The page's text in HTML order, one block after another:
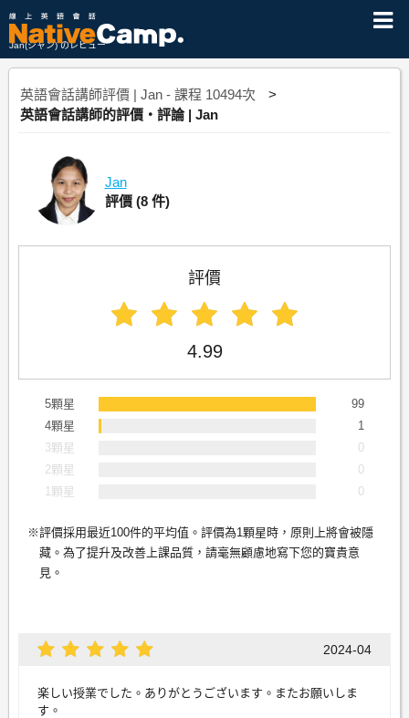
Jan(ジャン) のレビュー
英語會話講師評價 | Jan - 課程 10494次
英語會話講師的評價・評論 | Jan
Jan
評價 (8 件)
評價
4.99
5顆星
99
4顆星
1
3顆星
0
2顆星
0
1顆星
0
評價採用最近100件的平均值。評價為1顆星時，原則上將會被隱
藏。為了提升及改善上課品質，請毫無顧慮地寫下您的寶貴意
見。
2024-04
楽しい授業でした。ありがとうございます。またお願いしま
す。